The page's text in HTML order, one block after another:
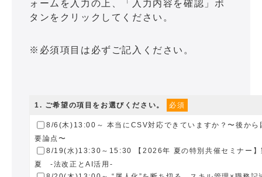
ォームを入力の上、「入力内容を確認」ボ
タンをクリックしてください。
※必須項目は必ずご記入ください。
1. ご希望の項目をお選びください。 必須
8/6(木)13:00～ 本当にCSV対応できていますか？〜後から
要論点〜
8/19(水)13:30～15:30 【2026年 夏の特別共催セミナー
夏 -法改正とAI活用-